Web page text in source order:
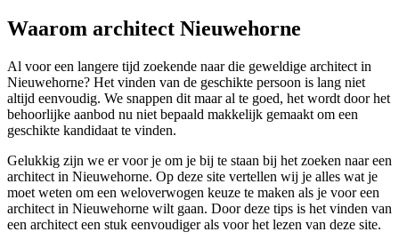
Waarom architect Nieuwehorne
Al voor een langere tijd zoekende naar die geweldige architect in
Nieuwehorne? Het vinden van de geschikte persoon is lang niet
altijd eenvoudig. We snappen dit maar al te goed, het wordt door het
behoorlijke aanbod nu niet bepaald makkelijk gemaakt om een
geschikte kandidaat te vinden.
Gelukkig zijn we er voor je om je bij te staan bij het zoeken naar een
architect in Nieuwehorne. Op deze site vertellen wij je alles wat je
moet weten om een weloverwogen keuze te maken als je voor een
architect in Nieuwehorne wilt gaan. Door deze tips is het vinden van
een architect een stuk eenvoudiger als voor het lezen van deze site.